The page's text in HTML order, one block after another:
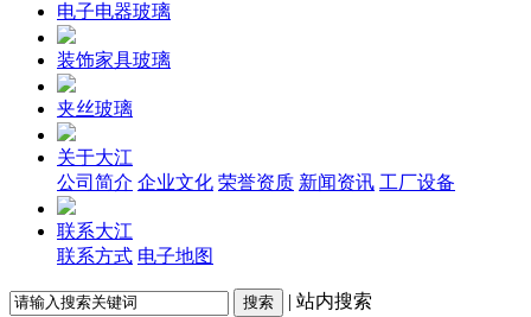
电子电器玻璃
装饰家具玻璃
夹丝玻璃
关于大江
公司简介 企业文化 荣誉资质 新闻资讯 工厂设备
联系大江
联系方式 电子地图
| 站内搜索